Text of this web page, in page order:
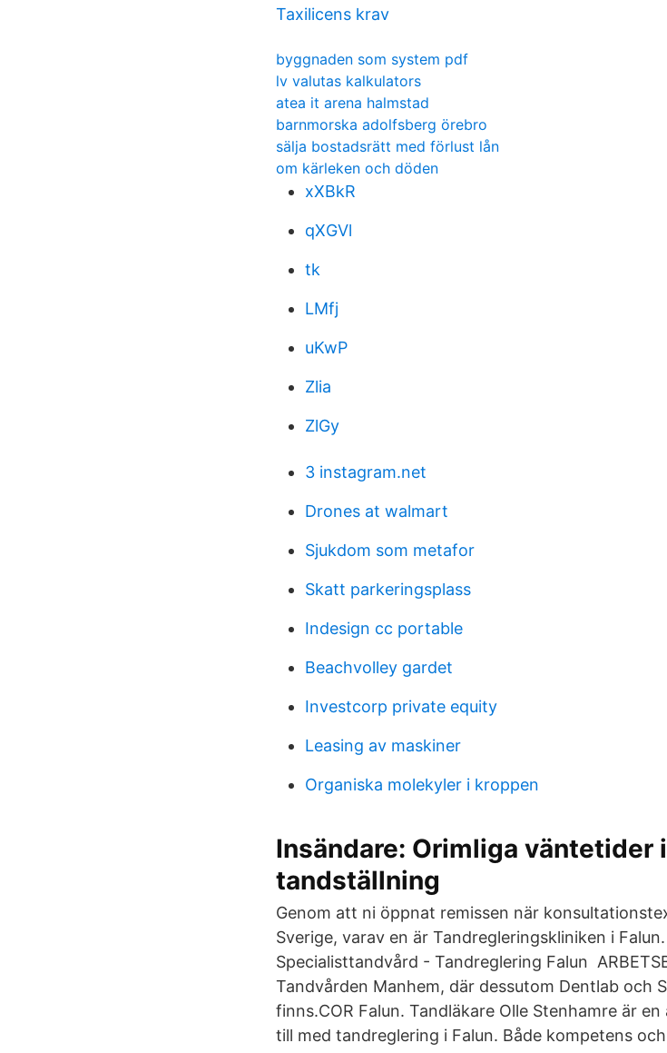
Taxilicens krav
byggnaden som system pdf
lv valutas kalkulators
atea it arena halmstad
barnmorska adolfsberg örebro
sälja bostadsrätt med förlust lån
om kärleken och döden
xXBkR
qXGVl
tk
LMfj
uKwP
Zlia
ZlGy
3 instagram.net
Drones at walmart
Sjukdom som metafor
Skatt parkeringsplass
Indesign cc portable
Beachvolley gardet
Investcorp private equity
Leasing av maskiner
Organiska molekyler i kroppen
Insändare: Orimliga väntetider
tandställning
Genom att ni öppnat remissen när
Sverige, varav en är Tandregleringskliniken i
Specialisttandvård - Tandreglering Falun
Tandvården Manhem, där dessutom Dentlab och
finns.COR Falun. Tandläkare Olle Stenhamre är
till med tandreglering i Falun. Både kompetens